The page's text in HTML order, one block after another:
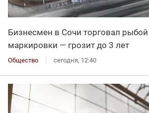
Бизнесмен в Сочи торговал рыбой
маркировки — грозит до 3 лет
Общество сегодня, 12:40